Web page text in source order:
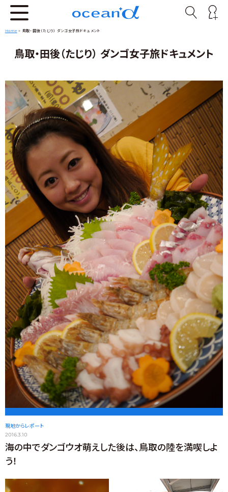
Home > 鳥取・田後（たじり） ダンゴ女子旅ドキュメント
鳥取・田後（たじり） ダンゴ女子旅ドキュメント
現地からレポート
2016.3.10
海の中でダンゴウオ萌えした後は、鳥取の陸を満喫しよ
う！